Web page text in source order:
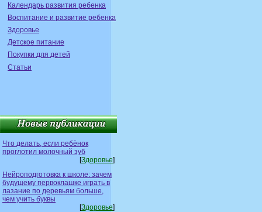
Календарь развития ребенка
Воспитание и развитие ребенка
Здоровье
Детское питание
Покупки для детей
Статьи
Что делать, если ребёнок
проглотил молочный зуб
[Здоровье]
Нейроподготовка к школе: зачем
будущему первоклашке играть в
лазание по деревьям больше,
чем учить буквы
[Здоровье]